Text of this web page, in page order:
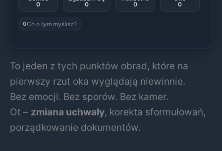
0
0
0
0
0Co o tym myślisz?
To jeden z tych punktów obrad, które na
pierwszy rzut oka wyglądają niewinnie.
Bez emocji. Bez sporów. Bez kamer.
Ot – zmiana uchwały, korekta sformułowań,
porządkowanie dokumentów.